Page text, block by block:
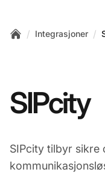
/ Integrasjoner /
SIPcity
SIPcity tilbyr sikre